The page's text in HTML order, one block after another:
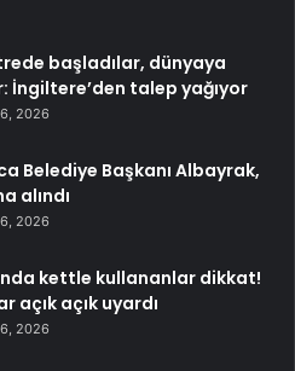
başladılar, dünyaya
İngiltere’den talep yağıyor
2026
Belediye Başkanı Albayrak,
alındı
2026
kettle kullananlar dikkat!
açık açık uyardı
2026